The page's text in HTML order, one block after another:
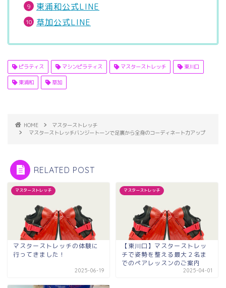
東浦和公式LINE
草加公式LINE
ピラティス マシンピラティス マスターストレッチ 東川口
東浦和 草加
HOME
マスターストレッチ
マスターストレッチバンジートーンで足裏から全身のコーディネート力アップ
RELATED POST
マスターストレッチ
マスターストレッチの体験に
行ってきました！
2025-06-19
マスターストレッチ
【東川口】マスターストレッ
チで姿勢を整える最大２名ま
でのペアレッスンのご案内
2025-04-01